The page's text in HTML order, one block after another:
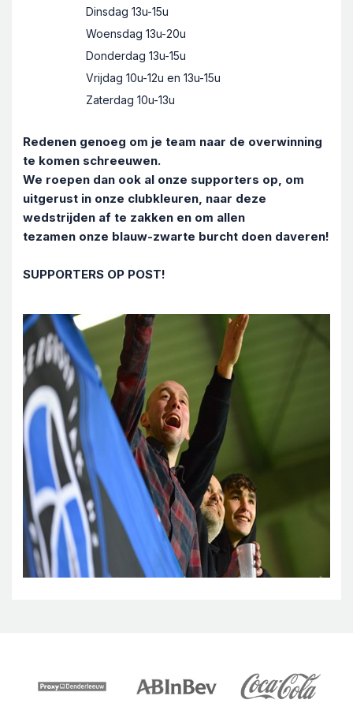
Dinsdag 13u-15u
Woensdag 13u-20u
Donderdag 13u-15u
Vrijdag 10u-12u en 13u-15u
Zaterdag 10u-13u
Redenen genoeg om je team naar de overwinning
te komen schreeuwen.
We roepen dan ook al onze supporters op, om
uitgerust in onze clubkleuren, naar deze
wedstrijden af te zakken en om allen
tezamen onze blauw-zwarte burcht doen daveren!
SUPPORTERS OP POST!